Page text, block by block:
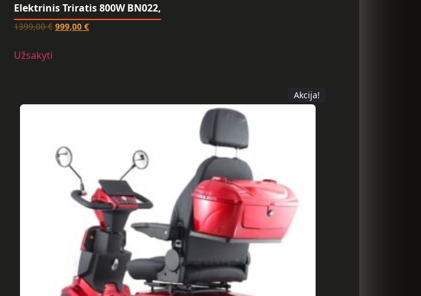
Elektrinis Triratis 800W BN022,
1399,00€ 999,00 €
Užsakyti
Akcija!